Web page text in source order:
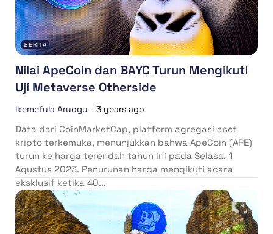
BERITA
Nilai ApeCoin dan BAYC Turun Mengikuti
Uji Metaverse Otherside
Ikemefula Aruogu - 3 years ago
Data dari CoinMarketCap, platform agregasi aset
kripto terkemuka, menunjukkan bahwa ApeCoin (APE)
turun ke harga terendah tahun ini pada Selasa, 1
Agustus 2023. Penurunan harga mengikuti acara
eksklusif ketika 40...